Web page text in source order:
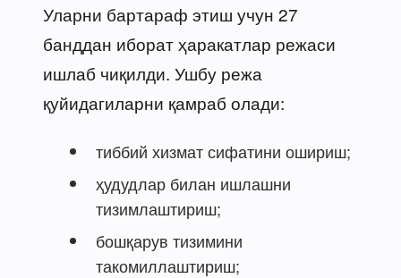
Уларни бартараф этиш учун 27
банддан иборат ҳаракатлар режаси
ишлаб чиқилди. Ушбу режа
қуйидагиларни қамраб олади:
тиббий хизмат сифатини ошириш;
ҳудудлар билан ишлашни
тизимлаштириш;
бошқарув тизимини
такомиллаштириш;